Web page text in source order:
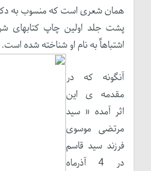
همان شعری است که منسوب به
پشت جلد اولین چاپ کتابهای
اشتباهاً به نام او شناخته شده است.
آنگونه که در
مقدمه ی این
اثر آمده « سید
مرتضی موسوی
فرزند سید قاسم
در 4 آذرماه